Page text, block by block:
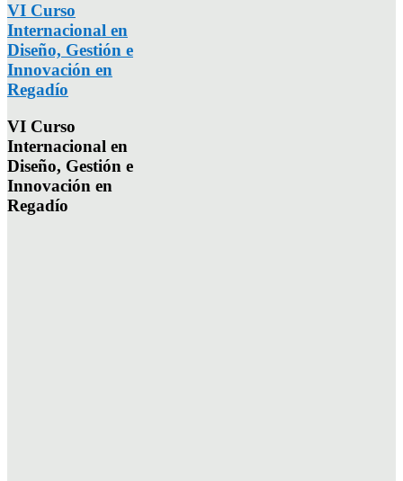
VI Curso
Internacional en
Diseño, Gestión e
Innovación en
Regadío
VI Curso
Internacional en
Diseño, Gestión e
Innovación en
Regadío